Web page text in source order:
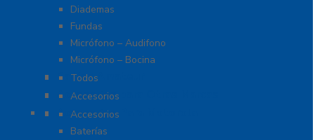
Diademas
Fundas
Micrófono – Audifono
Micrófono – Bocina
Radios Amateur
Todos
Accesorios para Otras Marcas
Accesorios
Accesorios Para Motorola
Accesorios
Baterías